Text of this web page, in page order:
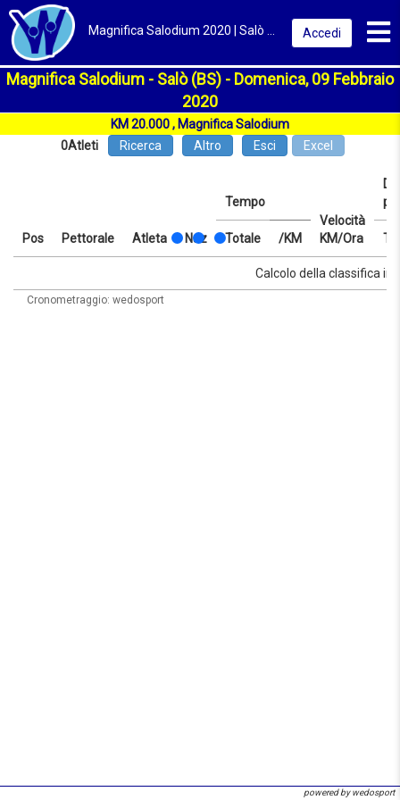
Accedi
Magnifica Salodium - Salò (BS) - Domenica, 09 Febbraio
2020
KM 20.000 , Magnifica Salodium
0Atleti Ricerca Altro Esci Excel
Pos Pettorale Atleta Naz
Tempo
Velocità
KM/Ora
Totale /KM
Tempo
Velocità
Totale /KM
Calcolo della classifica in
Cronometraggio: wedosport
powered by wedosport